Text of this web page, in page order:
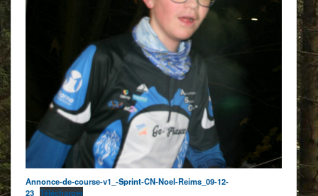
Annonce-de-course-v1_-Sprint-CN-Noel-Reims_09-12-
23 Télécharger